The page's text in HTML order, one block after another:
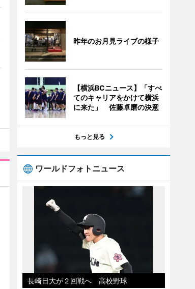
昨年のお月見ライブの様子
【横浜BCニュース】「すべ
てのキャリアをかけて横浜
に来た」 佐藤卓磨の決意
もっと見る
ワールドフォトニュース
長崎日大が２回戦へ 高校野球